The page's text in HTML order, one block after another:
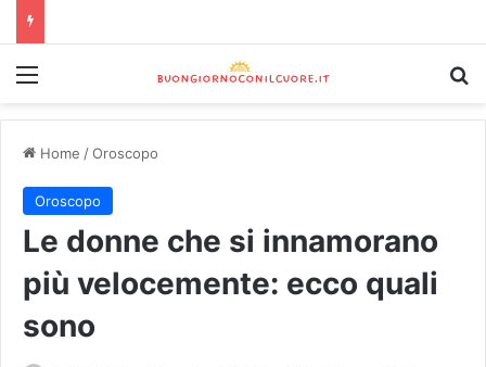
Home /Oroscopo
Oroscopo
Le donne che si innamorano
più velocemente: ecco quali
sono